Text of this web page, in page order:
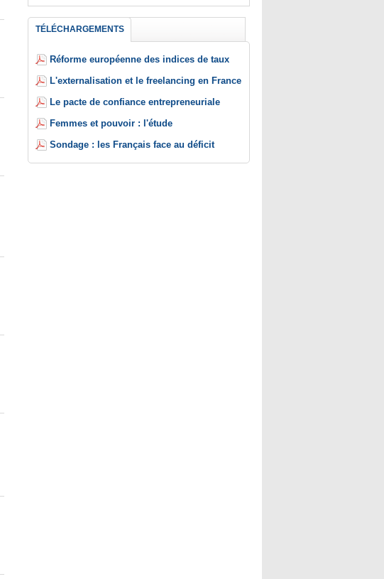
TÉLÉCHARGEMENTS
Réforme européenne des indices de taux
L'externalisation et le freelancing en France
Le pacte de confiance entrepreneuriale
Femmes et pouvoir : l'étude
Sondage : les Français face au déficit